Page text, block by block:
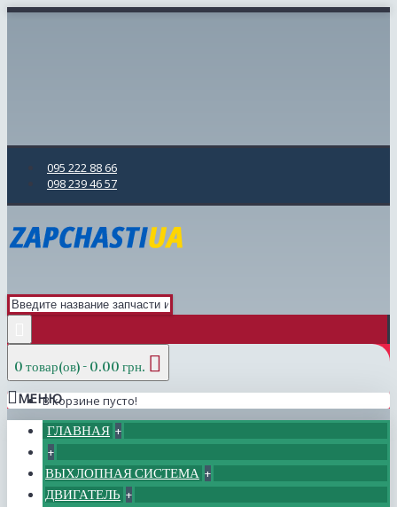
095 222 88 66
098 239 46 57
0 товар(ов) - 0.00 грн.
В корзине пусто!
МЕНЮ
ГЛАВНАЯ +
+
ВЫХЛОПНАЯ СИСТЕМА +
ДВИГАТЕЛЬ +